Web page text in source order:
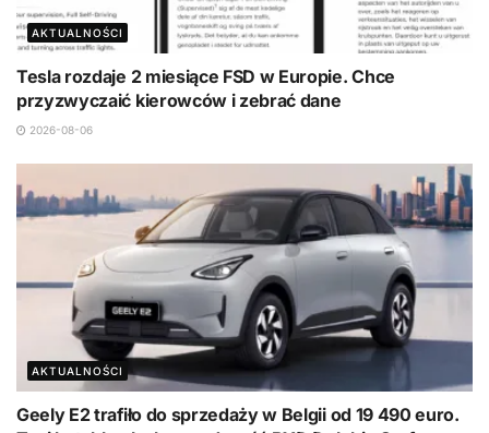
AKTUALNOŚCI
Tesla rozdaje 2 miesiące FSD w Europie. Chce
przyzwyczaić kierowców i zebrać dane
2026-08-06
AKTUALNOŚCI
Geely E2 trafiło do sprzedaży w Belgii od 19 490 euro.